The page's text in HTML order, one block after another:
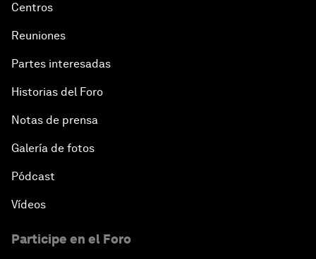
Centros
Reuniones
Partes interesadas
Historias del Foro
Notas de prensa
Galería de fotos
Pódcast
Vídeos
Participe en el Foro